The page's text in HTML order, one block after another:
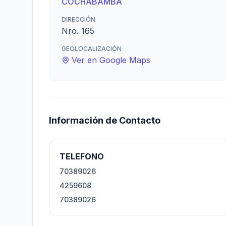
DIRECCIÓN
Nro. 165
GEOLOCALIZACIÓN
Ver en Google Maps
Información de Contacto
TELEFONO
70389026
4259608
70389026